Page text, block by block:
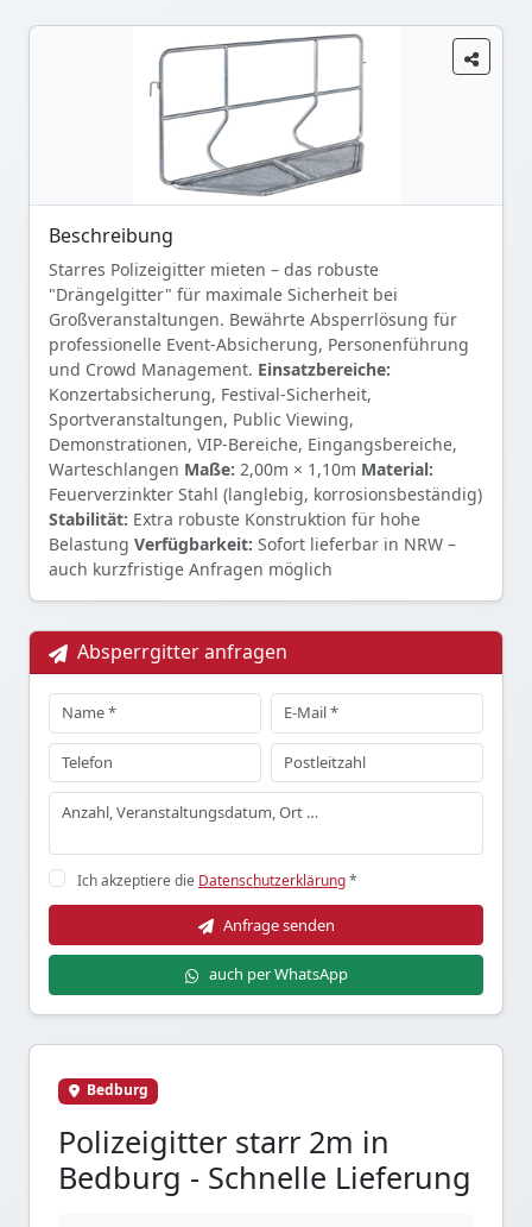
Beschreibung
Starres Polizeigitter mieten – das robuste
"Drängelgitter" für maximale Sicherheit bei
Großveranstaltungen. Bewährte Absperrlösung für
professionelle Event-Absicherung, Personenführung
und Crowd Management. Einsatzbereiche:
Konzertabsicherung, Festival-Sicherheit,
Sportveranstaltungen, Public Viewing,
Demonstrationen, VIP-Bereiche, Eingangsbereiche,
Warteschlangen Maße: 2,00m × 1,10m Material:
Feuerverzinkter Stahl (langlebig, korrosionsbeständig)
Stabilität: Extra robuste Konstruktion für hohe
Belastung Verfügbarkeit: Sofort lieferbar in NRW –
auch kurzfristige Anfragen möglich
Absperrgitter anfragen
Ich akzeptiere die Datenschutzerklärung*
Anfrage senden
auch per WhatsApp
Bedburg
Polizeigitter starr 2m in
Bedburg - Schnelle Lieferung